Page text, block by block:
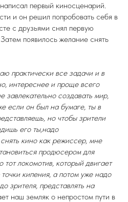
первый киносценарий.
и он решил попробовать себя в
с друзьями снял первую
появилось желание снять
практически все задачи и в
интереснее и проще всего
завлекательно создавать мир,
если он был на бумаге, ты в
но чтобы зрители
его ты,надо
кино как режиссер, мне
продюсером для
тот локомотив, который двигает
кипения, а потом уже надо
зрителя, представлять на
наш земляк о непростом пути в